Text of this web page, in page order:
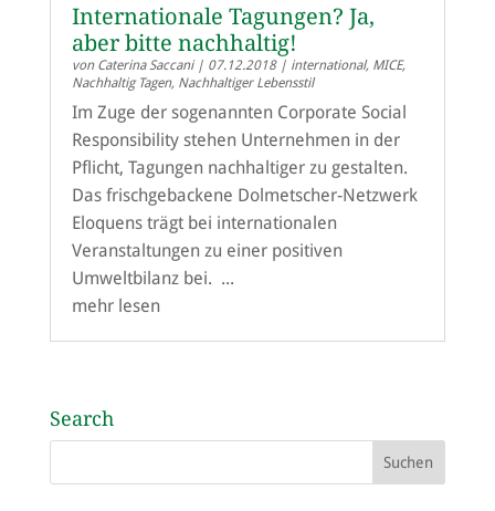
Internationale Tagungen? Ja,
aber bitte nachhaltig!
von Caterina Saccani| 07.12.2018| international, MICE,
Nachhaltig Tagen, Nachhaltiger Lebensstil
Im Zuge der sogenannten Corporate Social
Responsibility stehen Unternehmen in der
Pflicht, Tagungen nachhaltiger zu gestalten.
Das frischgebackene Dolmetscher-Netzwerk
Eloquens trägt bei internationalen
Veranstaltungen zu einer positiven
Umweltbilanz bei. ...
mehr lesen
Search